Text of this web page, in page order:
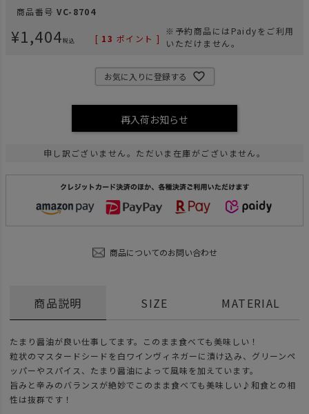
商品番号 VC-8704
¥1,404税込 [ 13 ポイント ]
※予約商品にはPaidyをご利用
いただけません。
お気に入りに登録する
再入荷お知らせ
申し訳ございません。ただいま在庫がございません。
商品についてのお問い合わせ
商品説明
たまり醤油が良い仕事してます。このまま食べても美味しい！
粒状のマスタードシードを白ワインヴィネガーに漬け込み、グリーンペ
ッパーやスパイス、たまり醤油によって風味を加えています。
旨みと辛みのバランスが絶妙でこのまま食べても美味しい♪和食との相
性は抜群です！
SIZE MATERIAL